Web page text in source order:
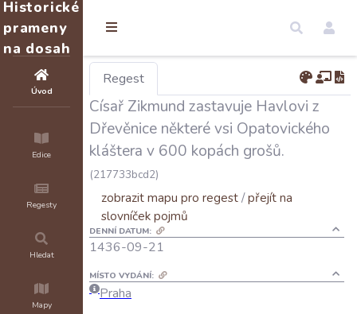
Historické
prameny
na dosah
Úvod
Edice
Regesty
Hledat
Mapy
Regest
Císař Zikmund zastavuje Havlovi z
Dřevěnice některé vsi Opatovického
kláštera v 600 kopách grošů.
(217733bcd2)
zobrazit mapu pro regest/přejít na
slovníček pojmů
DENNÍ DATUM:
1436-09-21
MÍSTO VYDÁNÍ:
Praha